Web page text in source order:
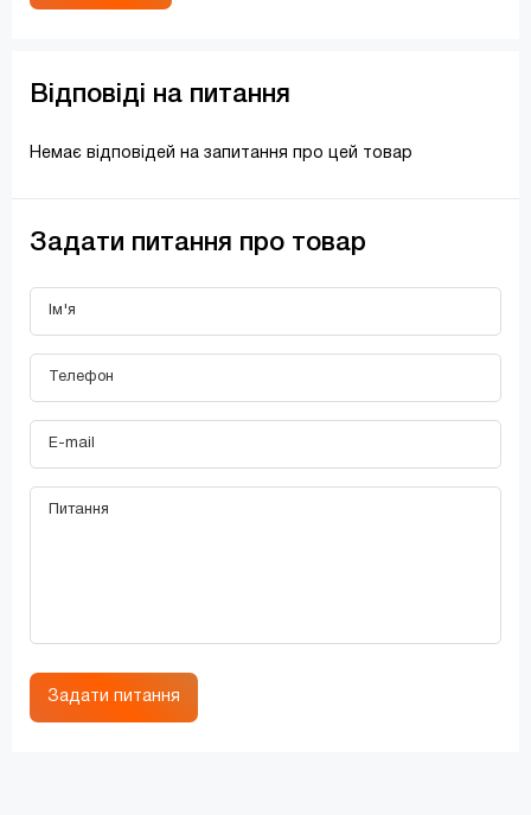
Відповіді на питання
Немає відповідей на запитання про цей товар
Задати питання про товар
Задати питання